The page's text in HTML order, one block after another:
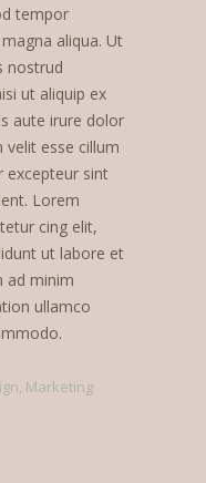
tempor
aliqua. Ut
nostrud
ut aliquip ex
aute irure dolor
esse cillum
excepteur sint
Lorem
cing elit,
ut labore et
ad minim
ullamco
Marketing